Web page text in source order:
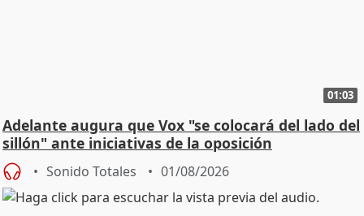
01:03
Adelante augura que Vox "se colocará del lado del
sillón" ante iniciativas de la oposición
Sonido Totales 01/08/2026